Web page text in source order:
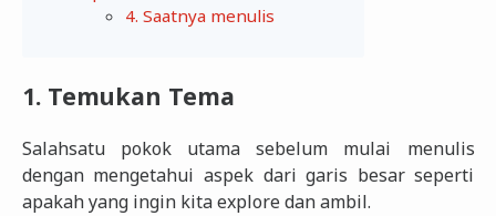
4. Saatnya menulis
1. Temukan Tema
Salahsatu pokok utama sebelum mulai menulis
dengan mengetahui aspek dari garis besar seperti
apakah yang ingin kita explore dan ambil.